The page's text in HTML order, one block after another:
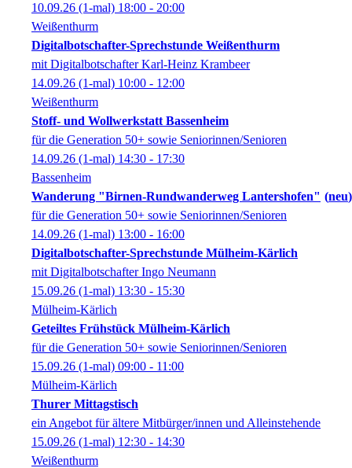
10.09.26 (1-mal) 18:00 - 20:00
Weißenthurm
Digitalbotschafter-Sprechstunde Weißenthurm
mit Digitalbotschafter Karl-Heinz Krambeer
14.09.26 (1-mal) 10:00 - 12:00
Weißenthurm
Stoff- und Wollwerkstatt Bassenheim
für die Generation 50+ sowie Seniorinnen/Senioren
14.09.26 (1-mal) 14:30 - 17:30
Bassenheim
Wanderung "Birnen-Rundwanderweg Lantershofen"
neu
für die Generation 50+ sowie Seniorinnen/Senioren
14.09.26 (1-mal) 13:00 - 16:00
Digitalbotschafter-Sprechstunde Mülheim-Kärlich
mit Digitalbotschafter Ingo Neumann
15.09.26 (1-mal) 13:30 - 15:30
Mülheim-Kärlich
Geteiltes Frühstück Mülheim-Kärlich
für die Generation 50+ sowie Seniorinnen/Senioren
15.09.26 (1-mal) 09:00 - 11:00
Mülheim-Kärlich
Thurer Mittagstisch
ein Angebot für ältere Mitbürger/innen und Alleinstehende
15.09.26 (1-mal) 12:30 - 14:30
Weißenthurm